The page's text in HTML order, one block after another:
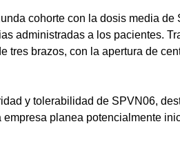
cohorte con la dosis media de
administradas a los pacientes.
tres brazos, con la apertura de
y tolerabilidad de SPVN06,
planea potencialmente